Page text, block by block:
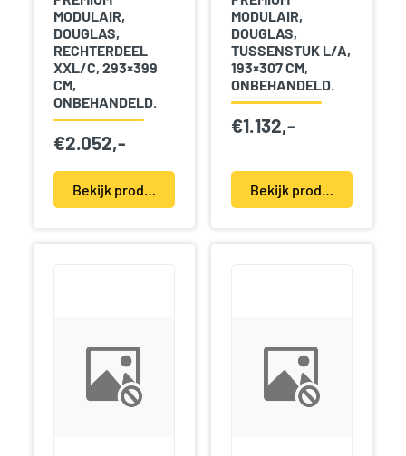
MODULAIR,
DOUGLAS,
RECHTERDEEL
XXL/C, 293×399
CM,
ONBEHANDELD.
€2.052,-
MODULAIR,
DOUGLAS,
TUSSENSTUK L/A,
193×307 CM,
ONBEHANDELD.
€1.132,-